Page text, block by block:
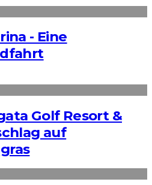
- Eine
Golf Resort &
auf